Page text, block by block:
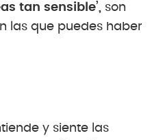
tan sensible’, son
las que puedes haber
y siente las